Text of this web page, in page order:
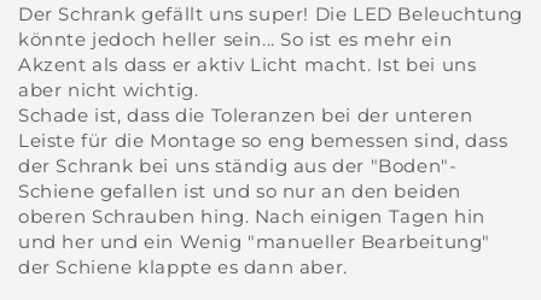
Der Schrank gefällt uns super! Die LED Beleuchtung
könnte jedoch heller sein... So ist es mehr ein
Akzent als dass er aktiv Licht macht. Ist bei uns
aber nicht wichtig.
Schade ist, dass die Toleranzen bei der unteren
Leiste für die Montage so eng bemessen sind, dass
der Schrank bei uns ständig aus der "Boden"-
Schiene gefallen ist und so nur an den beiden
oberen Schrauben hing. Nach einigen Tagen hin
und her und ein Wenig "manueller Bearbeitung"
der Schiene klappte es dann aber.